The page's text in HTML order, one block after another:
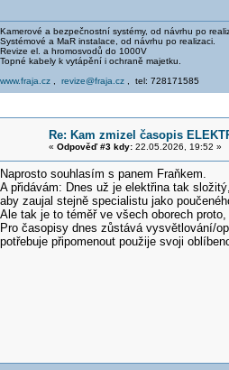
Kamerové a bezpečnostní systémy, od návrhu po
Systémové a MaR instalace, od návrhu po realizaci.
Revize el. a hromosvodů do 1000V
Topné kabely k vytápění i ochraně majetku.
www.fraja.cz, revize@fraja.cz, tel: 728171585
Re: Kam zmizel časopis
« Odpověď #3 kdy:22.05.2026, 19:52 »
Naprosto souhlasím s panem Fraňkem.
A přidávám: Dnes už je elektřina tak
aby zaujal stejně specialistu jako
Ale tak je to téměř ve všech oborech
Pro časopisy dnes zůstává vysvětlování/
potřebuje připomenout použije svoji